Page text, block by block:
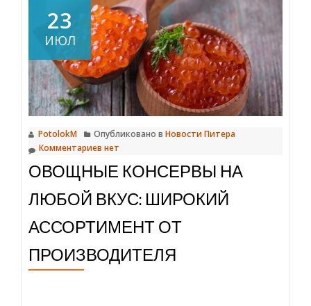
23
ИЮЛ
PotolokM Опубликовано в Новости Питера
Комментариев нет
ОВОЩНЫЕ КОНСЕРВЫ НА
ЛЮБОЙ ВКУС: ШИРОКИЙ
АССОРТИМЕНТ ОТ
ПРОИЗВОДИТЕЛЯ